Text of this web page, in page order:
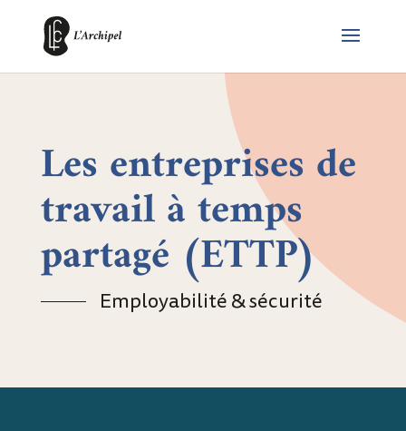
Les entreprises de
travail à temps
partagé (ETTP)
Employabilité & sécurité